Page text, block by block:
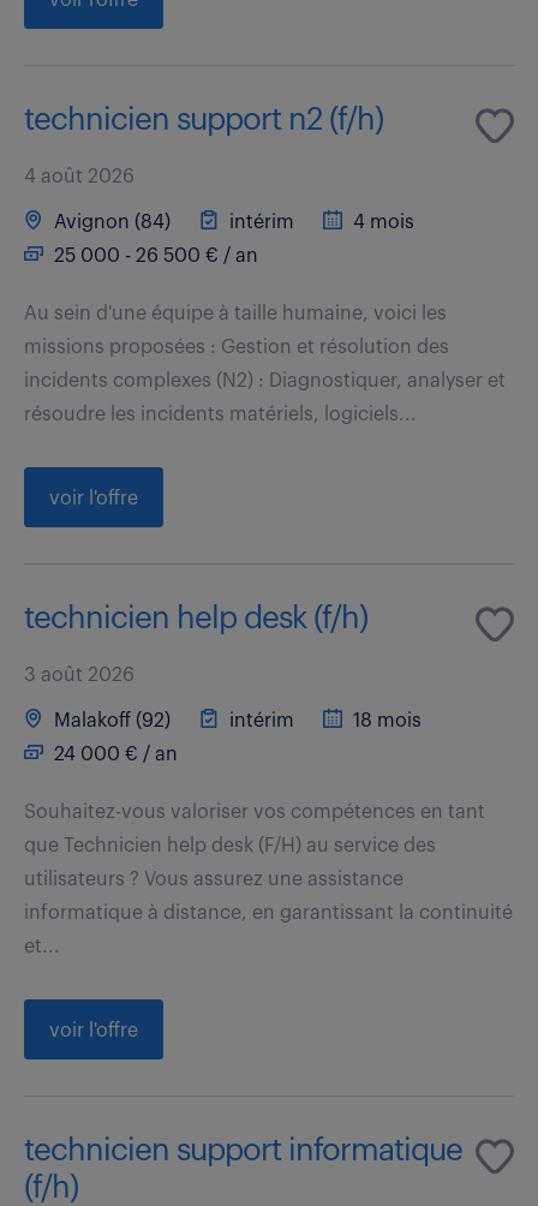
technicien support n2 (f/h)
4 août 2026
Avignon (84) intérim
4 mois
25 000 - 26 500 € / an
Au sein d'une équipe à taille humaine, voici les
missions proposées : Gestion et résolution des
incidents complexes (N2) : Diagnostiquer, analyser et
résoudre les incidents matériels, logiciels...
voir l'offre
technicien help desk (f/h)
3 août 2026
Malakoff (92) intérim
18 mois
24 000 € / an
Souhaitez-vous valoriser vos compétences en tant
que Technicien help desk (F/H) au service des
utilisateurs ? Vous assurez une assistance
informatique à distance, en garantissant la continuité
et...
voir l'offre
technicien support informatique
(f/h)